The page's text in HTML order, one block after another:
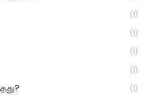
(1)
(1)
(1)
(1)
(1)